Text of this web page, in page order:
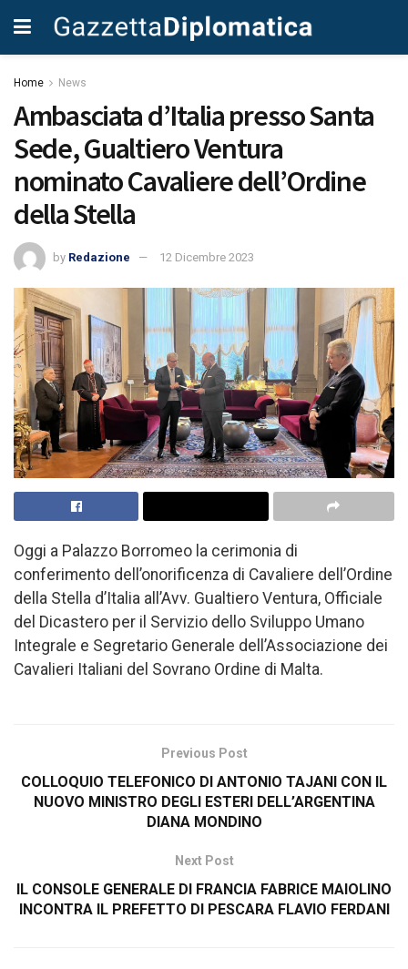
Home News
Ambasciata d’Italia presso Santa
Sede, Gualtiero Ventura
nominato Cavaliere dell’Ordine
della Stella
by Redazione 12 Dicembre 2023
Oggi a Palazzo Borromeo la cerimonia di
conferimento dell’onorificenza di Cavaliere dell’Ordine
della Stella d’Italia all’Avv. Gualtiero Ventura, Officiale
del Dicastero per il Servizio dello Sviluppo Umano
Integrale e Segretario Generale dell’Associazione dei
Cavalieri Italiani del Sovrano Ordine di Malta.
Previous Post
COLLOQUIO TELEFONICO DI ANTONIO TAJANI CON IL
NUOVO MINISTRO DEGLI ESTERI DELL’ARGENTINA
DIANA MONDINO
Next Post
IL CONSOLE GENERALE DI FRANCIA FABRICE MAIOLINO
INCONTRA IL PREFETTO DI PESCARA FLAVIO FERDANI